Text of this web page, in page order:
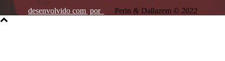
desenvolvido com por Perin & Dallazem © 2022